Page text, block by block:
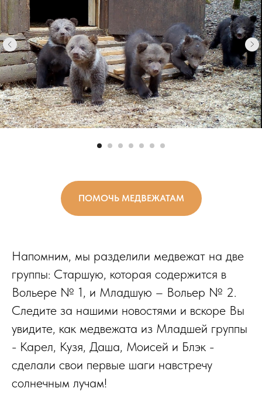
ПОМОЧЬ МЕДВЕЖАТАМ
Напомним, мы разделили медвежат на две
группы: Старшую, которая содержится в
Вольере № 1, и Младшую – Вольер № 2.
Следите за нашими новостями и вскоре Вы
увидите, как медвежата из Младшей группы
- Карел, Кузя, Даша, Моисей и Блэк -
сделали свои первые шаги навстречу
солнечным лучам!